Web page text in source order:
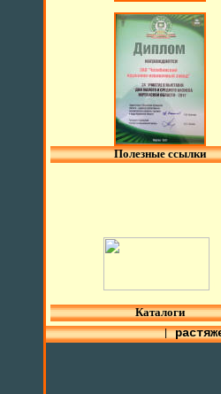
Полезные ссылки
Каталоги
|